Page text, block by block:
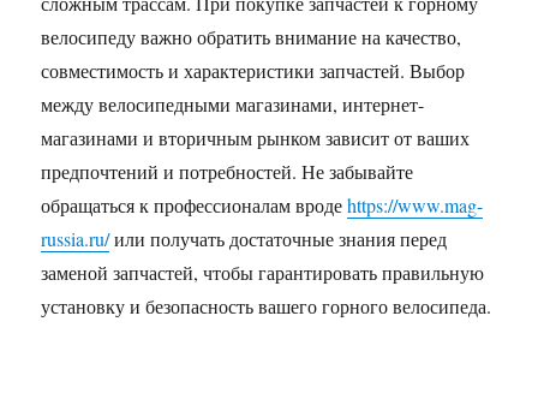
велосипеду важно обратить внимание на качество,
совместимость и характеристики запчастей. Выбор
между велосипедными магазинами, интернет-
магазинами и вторичным рынком зависит от ваших
предпочтений и потребностей. Не забывайте
обращаться к профессионалам вродеhttps://www.mag-
russia.ru/или получать достаточные знания перед
заменой запчастей, чтобы гарантировать правильную
установку и безопасность вашего горного велосипеда.